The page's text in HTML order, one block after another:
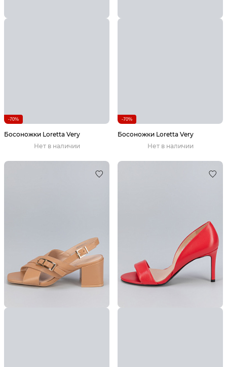
-70%
Босоножки Loretta Very
Нет в наличии
-70%
Босоножки Loretta Very
Нет в наличии